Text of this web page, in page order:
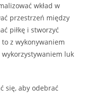
wkład w
przestrzeń między
piłkę i stworzyć
z wykonywaniem
luk
się, aby odebrać